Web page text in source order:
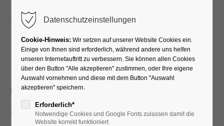
Michael Esprit - die
gefühlvolle Stimme - singt
Schlager & Balladen
Datenschutzeinstellungen
Cookie-Hinweis: Wir setzen auf unserer Website Cookies ein.
Einige von Ihnen sind erforderlich, während andere uns helfen
unseren Internetauftritt zu verbessern. Sie können allen Cookies
über den Button "Alle akzeptieren" zustimmen, oder Ihre eigene
Auswahl vornehmen und diese mit dem Button "Auswahl
akzeptieren" speichern.
Erforderlich*
Notwendige Cookies und Google Fonts zulassen damit die
Website korrekt funktioniert